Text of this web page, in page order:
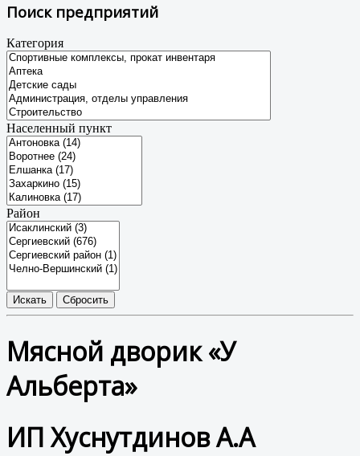
Поиск предприятий
Категория
Населенный пункт
Район
Мясной дворик «У
Альберта»
ИП Хуснутдинов А.А